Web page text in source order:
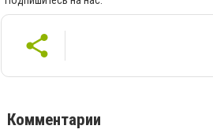
Комментарии